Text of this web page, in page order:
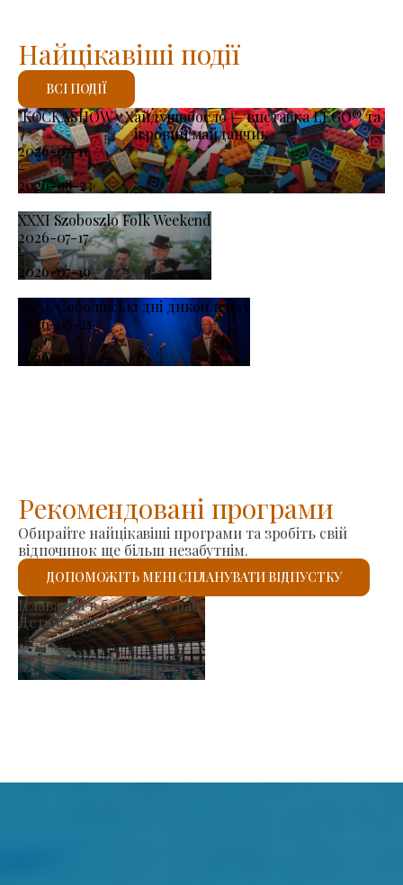
KOCKASHOW у Хайдушобосло — виставка LEGO® та
ігровий майданчик
2026-07-11
-
2026-08-23
XXXI Szoboszlo Folk Weekend
2026-07-17
-
2026-07-19
XXXI. Соболівські дні диксиленду
2026-08-21
-
2026-08-23
Найцікавіші події
ВСІ ПОДІЇ
Рекомендовані програми
Обирайте найцікавіші програми та зробіть свій
відпочинок ще більш незабутнім.
ДОПОМОЖІТЬ МЕНІ СПЛАНУВАТИ ВІДПУСТКУ
Ринок виробників
Детальніше